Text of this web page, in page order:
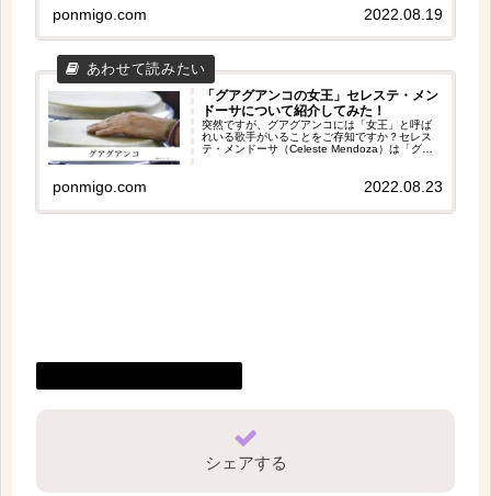
みたので、ぜひ聴いてみてくださいね。サルサ
と比べてみるとさらに面白いですよ。
ponmigo.com 2022.08.19
「グアグアンコの女王」セレステ・メン
ドーサについて紹介してみた！
突然ですが、グアグアンコには「女王」と呼ば
れいる歌手がいることをご存知ですか？セレス
テ・メンドーサ（Celeste Mendoza）は「グア
アグアンコに新たな風を吹かせた人だといえま
ponmigo.com 2022.08.23
シェアする